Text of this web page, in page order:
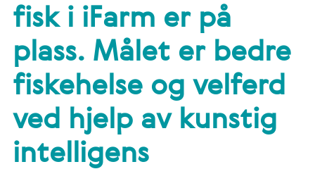
fisk i iFarm er på
plass. Målet er bedre
fiskehelse og velferd
ved hjelp av kunstig
intelligens